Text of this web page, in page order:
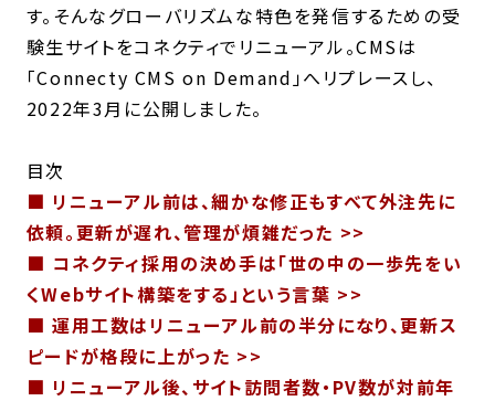
す。そんなグローバリズムな特色を発信するための受
験生サイトをコネクティでリニューアル。CMSは
「Connecty CMS on Demand」へリプレースし、
2022年3月に公開しました。
目次
■ リニューアル前は、細かな修正もすべて外注先に
依頼。更新が遅れ、管理が煩雑だった >>
■ コネクティ採用の決め手は「世の中の一歩先をい
くWebサイト構築をする」という言葉 >>
■ 運用工数はリニューアル前の半分になり、更新ス
ピードが格段に上がった >>
■ リニューアル後、サイト訪問者数・PV数が対前年